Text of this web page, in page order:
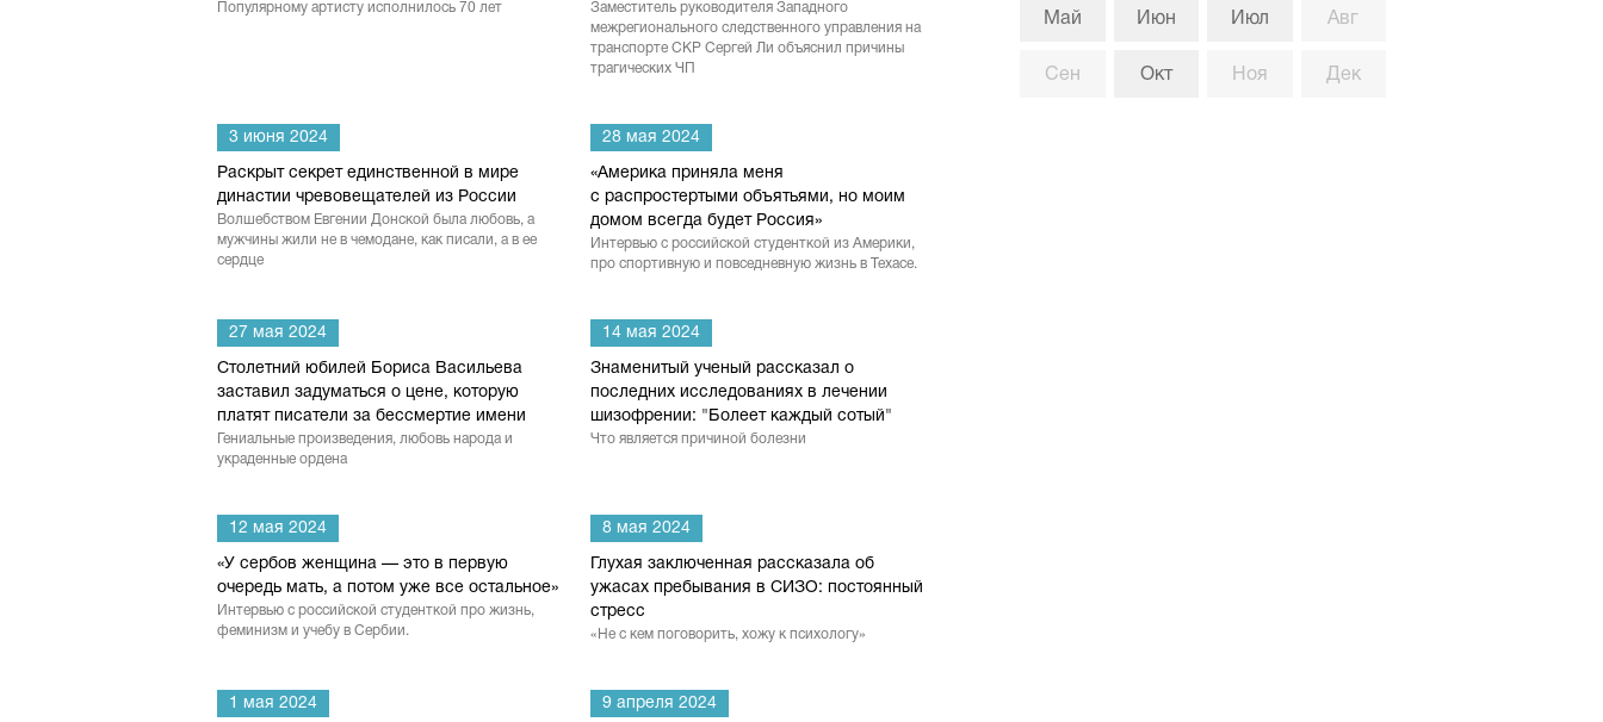
Популярному артисту исполнилось 70 лет
Заместитель руководителя Западного
межрегионального следственного управления на
транспорте СКР Сергей Ли объяснил причины
трагических ЧП
3 июня 2024
Раскрыт секрет единственной в мире
династии чревовещателей из России
Волшебством Евгении Донской была любовь, а
мужчины жили не в чемодане, как писали, а в ее
сердце
28 мая 2024
«Америка приняла меня
с распростертыми объятьями, но моим
домом всегда будет Россия»
Интервью с российской студенткой из Америки,
про спортивную и повседневную жизнь в Техасе.
27 мая 2024
Столетний юбилей Бориса Васильева
заставил задуматься о цене, которую
платят писатели за бессмертие имени
Гениальные произведения, любовь народа и
украденные ордена
14 мая 2024
Знаменитый ученый рассказал о
последних исследованиях в лечении
шизофрении: "Болеет каждый сотый"
Что является причиной болезни
12 мая 2024
«У сербов женщина — это в первую
очередь мать, а потом уже все остальное»
Интервью с российской студенткой про жизнь,
феминизм и учебу в Сербии.
8 мая 2024
Глухая заключенная рассказала об
ужасах пребывания в СИЗО: постоянный
стресс
«Не с кем поговорить, хожу к психологу»
1 мая 2024 9 апреля 2024
Май
Сен
Июн
Окт
Июл
Ноя
Авг
Дек